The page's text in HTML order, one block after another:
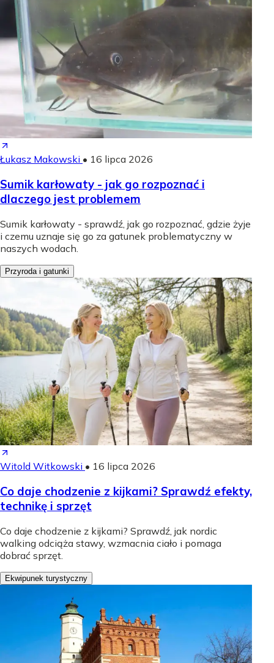
Łukasz Makowski • 16 lipca 2026
Sumik karłowaty - jak go rozpoznać i
dlaczego jest problemem
Sumik karłowaty - sprawdź, jak go rozpoznać, gdzie żyje
i czemu uznaje się go za gatunek problematyczny w
naszych wodach.
Przyroda i gatunki
Witold Witkowski • 16 lipca 2026
Co daje chodzenie z kijkami? Sprawdź efekty,
technikę i sprzęt
Co daje chodzenie z kijkami? Sprawdź, jak nordic
walking odciąża stawy, wzmacnia ciało i pomaga
dobrać sprzęt.
Ekwipunek turystyczny